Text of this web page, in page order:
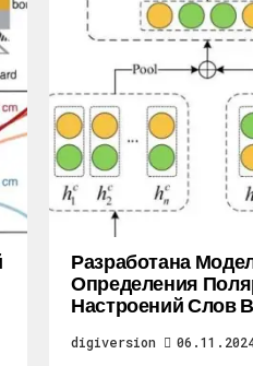
Разработана
Определения
Настроений Слов
digiversion